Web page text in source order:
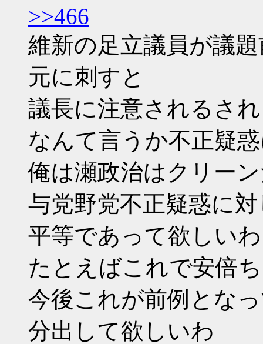
>>466
維新の足立議員が議
元に刺すと
議長に注意されるさ
なんて言うか不正疑
俺は瀬政治はクリー
与党野党不正疑惑に
平等であって欲しいわ
たとえばこれで安倍
今後これが前例とな
分出して欲しいわ